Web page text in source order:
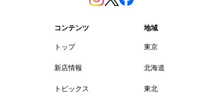
コンテンツ
トップ
新店情報
トピックス
地域
東京
北海道
東北